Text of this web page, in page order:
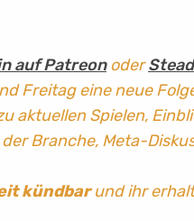
auf Patreonoder
Freitag eine neue
aktuellen Spielen,
Branche, Meta-
kündbarund ihr